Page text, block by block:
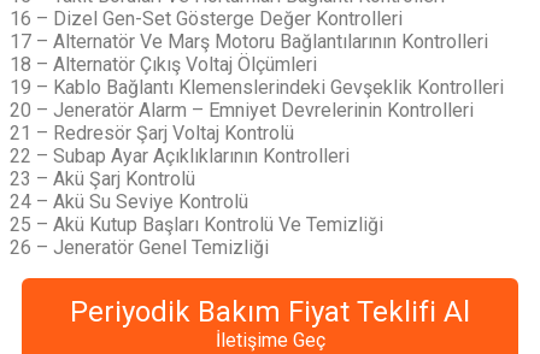
16 – Dizel Gen-Set Gösterge Değer Kontrolleri
17 – Alternatör Ve Marş Motoru Bağlantılarının Kontrolleri
18 – Alternatör Çıkış Voltaj Ölçümleri
19 – Kablo Bağlantı Klemenslerindeki Gevşeklik Kontrolleri
20 – Jeneratör Alarm – Emniyet Devrelerinin Kontrolleri
21 – Redresör Şarj Voltaj Kontrolü
22 – Subap Ayar Açıklıklarının Kontrolleri
23 – Akü Şarj Kontrolü
24 – Akü Su Seviye Kontrolü
25 – Akü Kutup Başları Kontrolü Ve Temizliği
26 – Jeneratör Genel Temizliği
Periyodik Bakım Fiyat Teklifi Al
İletişime Geç